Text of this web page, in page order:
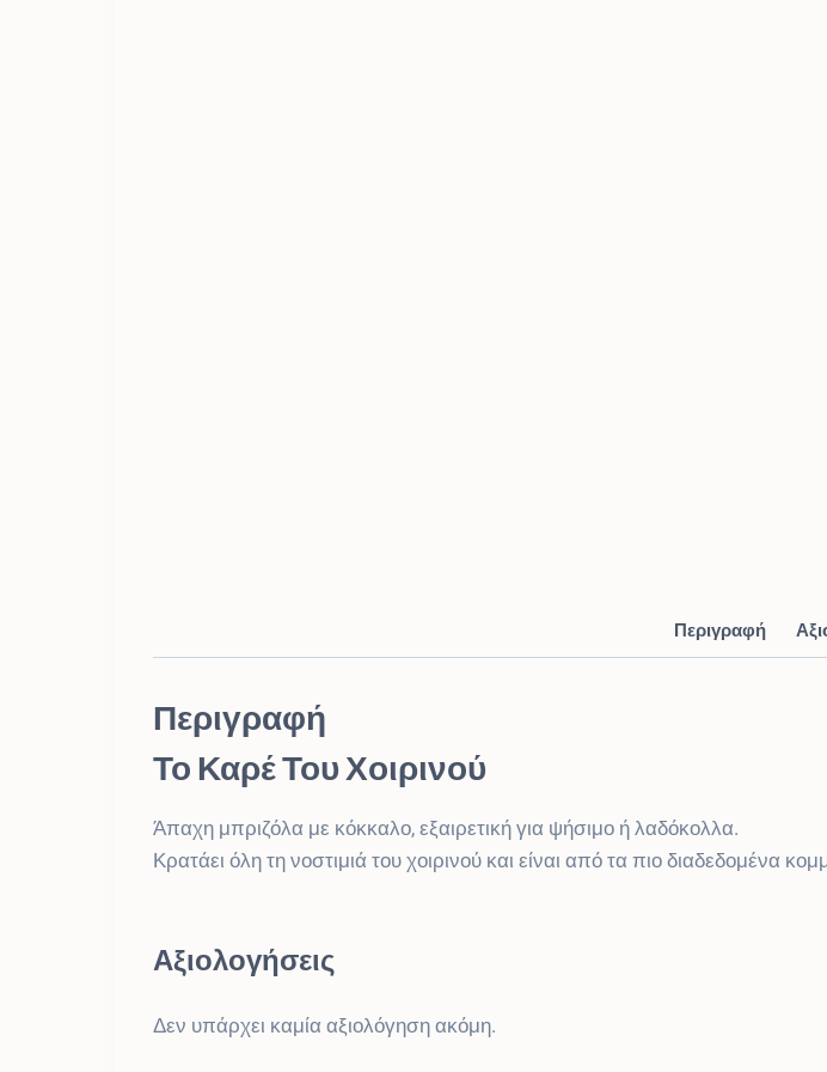
Περιγραφή
Περιγραφή
Το Καρέ Του Χοιρινού
Άπαχη μπριζόλα με κόκκαλο, εξαιρετική για ψήσιμο ή λαδόκολλα.
Κρατάει όλη τη νοστιμιά του χοιρινού και είναι από τα πιο διαδεδομένα
Αξιολογήσεις
Δεν υπάρχει καμία αξιολόγηση ακόμη.